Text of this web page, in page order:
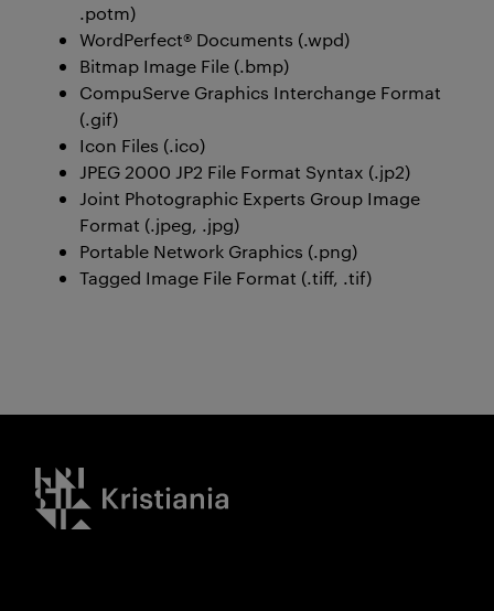
.potm)
WordPerfect® Documents (.wpd)
Bitmap Image File (.bmp)
CompuServe Graphics Interchange Format
(.gif)
Icon Files (.ico)
JPEG 2000 JP2 File Format Syntax (.jp2)
Joint Photographic Experts Group Image
Format (.jpeg, .jpg)
Portable Network Graphics (.png)
Tagged Image File Format (.tiff, .tif)
Kristiania logo